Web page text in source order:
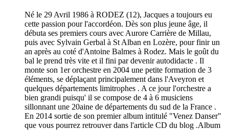
Né le 29 Avril 1986 à RODEZ (12), Jacques a toujours eu
cette passion pour l'accordéon. Dès son plus jeune âge, il
débuta ses premiers cours avec Aurore Carrière de Millau,
puis avec Sylvain Gerbal à St Alban en Lozère, pour finir un
an après au coté d'Antoine Balmes à Rodez. Mais le goût du
bal le prend très vite et il fini par devenir autodidacte . Il
monte son 1er orchestre en 2004 une petite formation de 3
éléments, se déplaçant principalement dans l'Aveyron et
quelques départements limitrophes . A ce jour l'orchestre a
bien grandi puisqu' il se compose de 4 à 6 musiciens
sillonnant une 20aine de départements du sud de la France .
En 2014 sortie de son premier album intitulé "Venez Danser"
que vous pourrez retrouver dans l'article CD du blog .Album